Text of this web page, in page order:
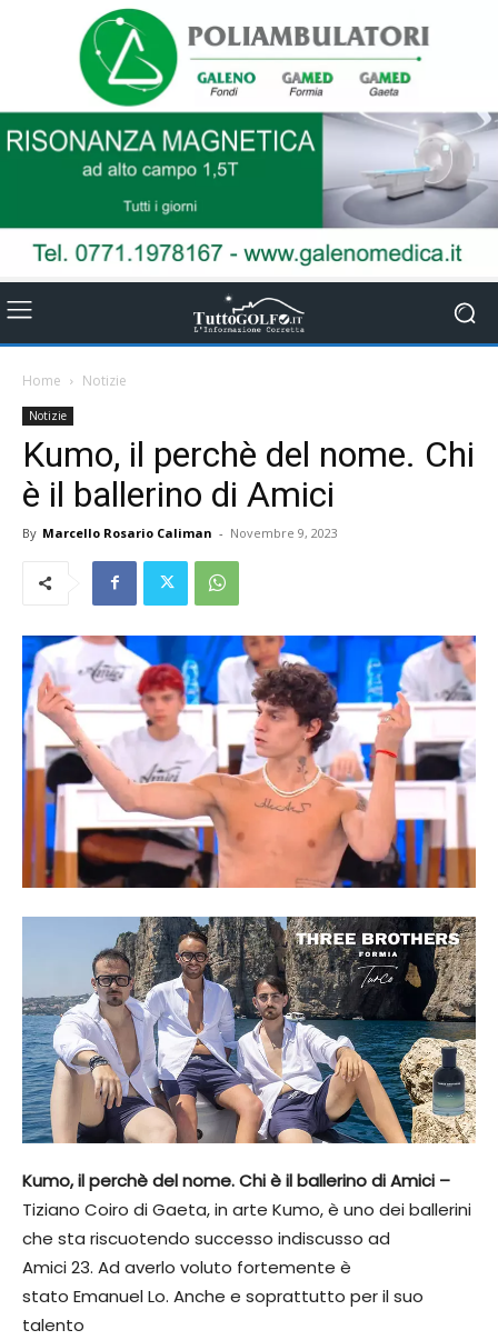
Home Notizie
Notizie
Kumo, il perchè del nome. Chi
è il ballerino di Amici
By Marcello Rosario Caliman - Novembre 9, 2023
Kumo, il perchè del nome. Chi è il ballerino di Amici –
Tiziano Coiro di Gaeta, in arte Kumo, è uno dei ballerini
che sta riscuotendo successo indiscusso ad
Amici 23. Ad averlo voluto fortemente è
stato Emanuel Lo. Anche e soprattutto per il suo
talento